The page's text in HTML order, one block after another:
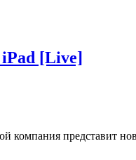
[Live]
компания